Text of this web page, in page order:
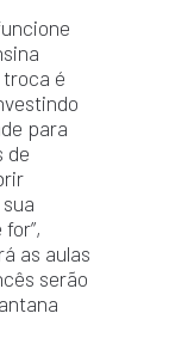
é
para
de
as aulas
serão